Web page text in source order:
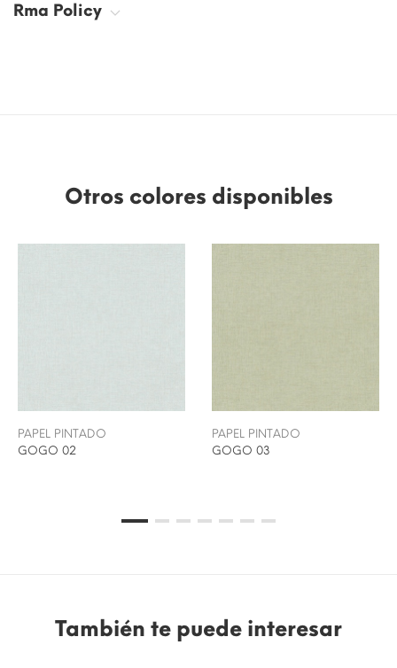
Rma Policy
Otros colores disponibles
PAPEL PINTADO
GOGO 02
PAPEL PINTADO
GOGO 03
También te puede interesar